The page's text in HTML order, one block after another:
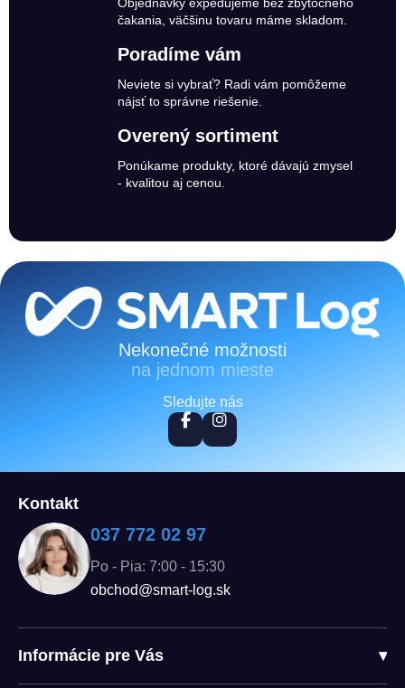
čakania, väčšinu tovaru máme skladom.
Poradíme vám
Neviete si vybrať? Radi vám pomôžeme
nájsť to správne riešenie.
Overený sortiment
Ponúkame produkty, ktoré dávajú zmysel
- kvalitou aj cenou.
Zápätie
Nekonečné možnosti
na jednom mieste
Sledujte nás
Kontakt
037 772 02 97
Po - Pia: 7:00 - 15:30
obchod@smart-log.sk
Informácie pre Vás ▾